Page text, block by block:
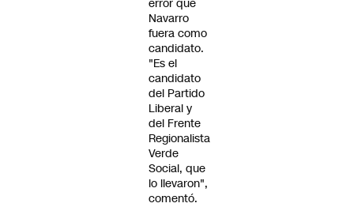
error que
Navarro
fuera como
candidato.
"Es el
candidato
del Partido
Liberal y
del Frente
Regionalista
Verde
Social, que
lo llevaron",
comentó.